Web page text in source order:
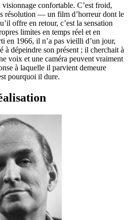
confortable. C’est froid,
résolution — un film d’horreur dont le
offre en retour, c’est la sensation
limites en temps réel et en
en 1966, il n’a pas vieilli d’un jour,
à dépeindre son présent ; il cherchait à
voix et une caméra peuvent vraiment
à laquelle il parvient demeure
pourquoi il dure.